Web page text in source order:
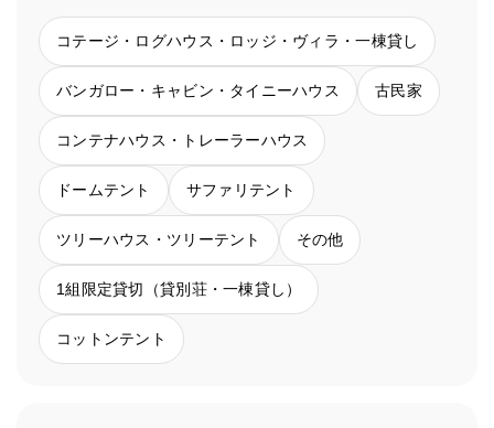
コテージ・ログハウス・ロッジ・ヴィラ・一棟貸し
バンガロー・キャビン・タイニーハウス 古民家
コンテナハウス・トレーラーハウス
ドームテント サファリテント
ツリーハウス・ツリーテント その他
1組限定貸切（貸別荘・一棟貸し）
コットンテント